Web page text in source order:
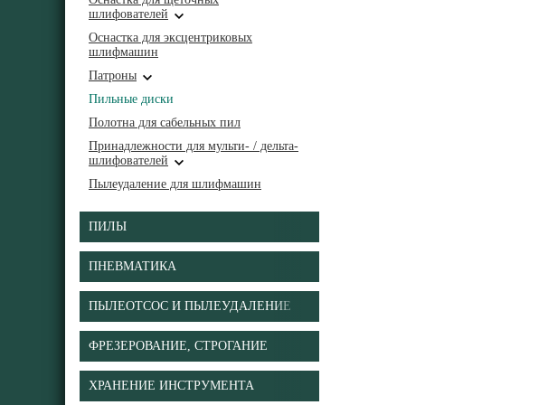
шлифователей
Оснастка для эксцентриковых
шлифмашин
Патроны
Пильные диски
Полотна для сабельных пил
Принадлежности для мульти- / дельта-
шлифователей
Пылеудаление для шлифмашин
ПИЛЫ
ПНЕВМАТИКА
ПЫЛЕОТСОС И ПЫЛЕУДАЛЕНИЕ
ФРЕЗЕРОВАНИЕ, СТРОГАНИЕ
ХРАНЕНИЕ ИНСТРУМЕНТА